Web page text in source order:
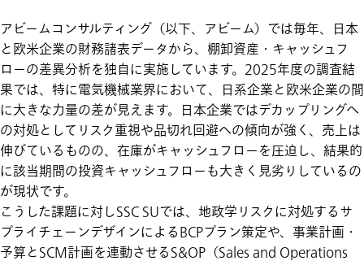
アビームコンサルティング（以下、アビーム）では毎年、日本
と欧米企業の財務諸表データから、棚卸資産・キャッシュフ
ローの差異分析を独自に実施しています。2025年度の調査結
果では、特に電気機械業界において、日系企業と欧米企業の間
に大きな力量の差が見えます。日本企業ではデカップリングへ
の対処としてリスク重視や品切れ回避への傾向が強く、売上は
伸びているものの、在庫がキャッシュフローを圧迫し、結果的
に該当期間の投資キャッシュフローも大きく見劣りしているの
が現状です。
こうした課題に対しSSC SUでは、地政学リスクに対処するサ
プライチェーンデザインによるBCPプラン策定や、事業計画・
予算とSCM計画を連動させるS&OP（Sales and Operations